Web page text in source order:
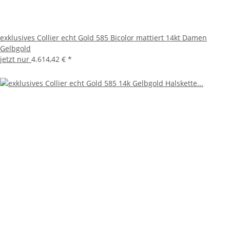
exklusives Collier echt Gold 585 Bicolor mattiert 14kt Damen
Gelbgold
jetzt nur 4.614,42 € *